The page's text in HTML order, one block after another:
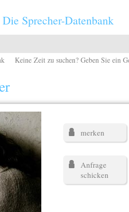
Die Sprecher-Datenbank
Keine Zeit zu suchen? Geben Sie ein
merken
Anfrage
schicken